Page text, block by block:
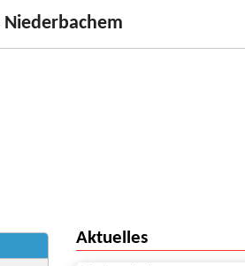
Niederbachem
Aktuelles